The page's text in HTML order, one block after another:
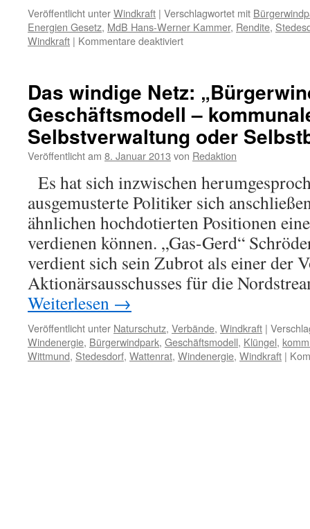
Veröffentlicht unterWindkraft | Verschlagwortet mit
Energien Gesetz, MdB Hans-Werner Kammer, Rendite,
Windkraft | Kommentare deaktiviertfür
zu
Bürgerwindparks:
Bares
soll
Akzeptanz
fördern
–
Rendite
oft
geringer
als
erwartet
Das windige Netz:
Geschäftsmodell –
Selbstverwaltung oder
Veröffentlicht am 8. Januar 2013 von Redaktion
Es hat sich inzwischen
ausgemusterte Politiker sich
ähnlichen hochdotierten Positionen
verdienen können. „Gas-Gerd“
verdient sich sein Zubrot als einer der
Aktionärsausschusses für die
Weiterlesen →
Veröffentlicht unter Naturschutz, Verbände, Windkraft |
Windenergie, Bürgerwindpark, Geschäftsmodell, Klüngel,
Wittmund, Stedesdorf, Wattenrat, Windenergie, Windkraft |